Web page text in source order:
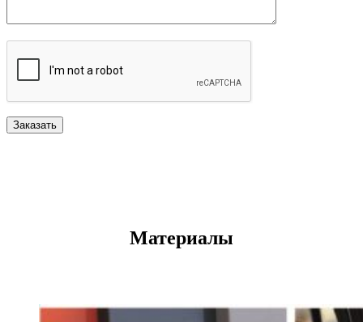
Материалы